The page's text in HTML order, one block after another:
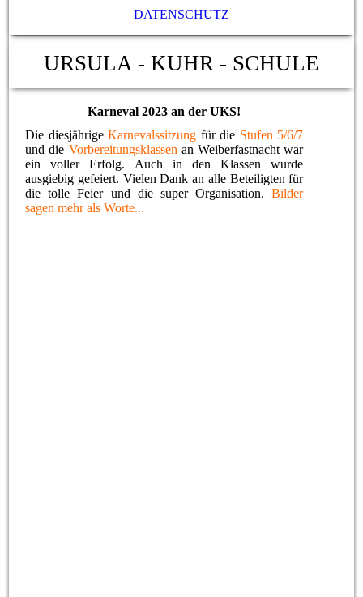
DATENSCHUTZ
URSULA - KUHR - SCHULE
Karneval 2023 an der UKS!
Die diesjährigeKarnevalssitzung für die Stufen 5/6/7
und die Vorbereitungsklassen an Weiberfastnacht war
ein voller Erfolg. Auch in den Klassen wurde
ausgiebig gefeiert. Vielen Dank an alle Beteiligten für
die tolle Feier und die super Organisation.Bilder
sagen mehr als Worte...